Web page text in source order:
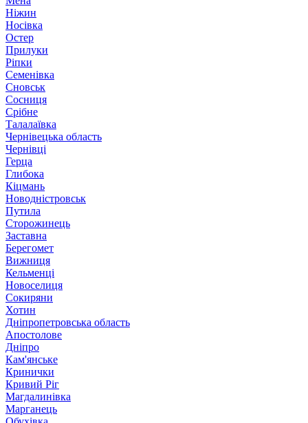
Ніжин
Носівка
Остер
Прилуки
Ріпки
Семенівка
Сновськ
Сосниця
Срібне
Талалаївка
Чернівецька область
Чернівці
Герца
Глибока
Кіцмань
Новодністровськ
Путила
Сторожинець
Заставна
Берегомет
Вижниця
Кельменці
Новоселиця
Сокиряни
Хотин
Дніпропетровська область
Апостолове
Дніпро
Кам'янське
Кринички
Кривий Ріг
Магдалинівка
Марганець